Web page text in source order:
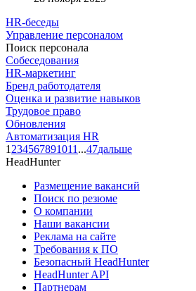
HR-беседы
Управление персоналом
Поиск персонала
Собеседования
HR-маркетинг
Бренд работодателя
Оценка и развитие навыков
Трудовое право
Обновления
Автоматизация HR
1 234567891011 ...47дальше
HeadHunter
Размещение вакансий
Поиск по резюме
О компании
Наши вакансии
Реклама на сайте
Требования к ПО
Безопасный HeadHunter
HeadHunter API
Партнерам